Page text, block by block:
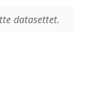
datasettet.